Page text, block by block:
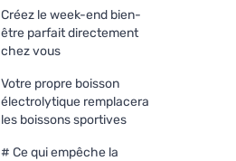
Créez le week-end bien-
être parfait directement
chez vous
Votre propre boisson
électrolytique remplacera
les boissons sportives
# Ce qui empêche la